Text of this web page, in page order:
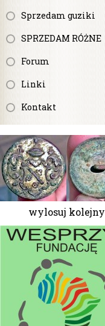
Sprzedam guziki
SPRZEDAM RÓŻNE
Forum
Linki
Kontakt
wylosuj kolejny